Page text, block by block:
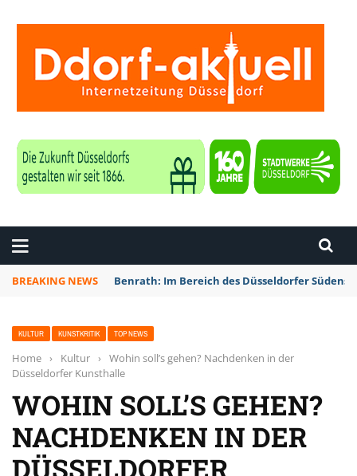
BREAKING NEWS Benrath: Im Bereich des Düsseldorfer
KULTUR KUNSTKRITIK TOP NEWS
Home › Kultur › Wohin soll’s gehen? Nachdenken in der
Düsseldorfer Kunsthalle
WOHIN SOLL’S GEHEN?
NACHDENKEN IN DER
DÜSSELDORFER